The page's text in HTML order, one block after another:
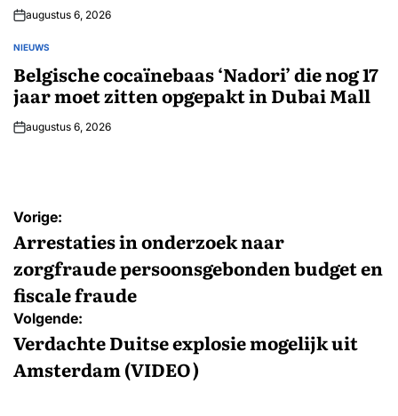
augustus 6, 2026
GEPLAATST
NIEUWS
Belgische cocaïnebaas ‘Nadori’ die nog 17
jaar moet zitten opgepakt in Dubai Mall
augustus 6, 2026
Bericht
navigatie
Vorige:
Arrestaties in onderzoek naar
zorgfraude persoonsgebonden budget en
fiscale fraude
Volgende:
Verdachte Duitse explosie mogelijk uit
Amsterdam (VIDEO)